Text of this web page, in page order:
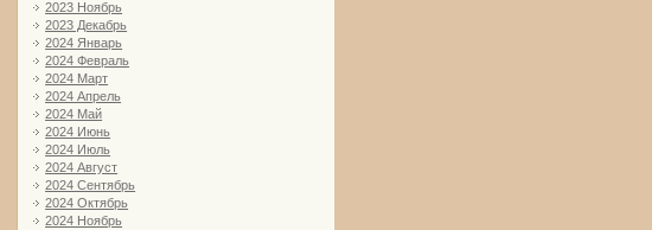
2023 Ноябрь
2023 Декабрь
2024 Январь
2024 Февраль
2024 Март
2024 Апрель
2024 Май
2024 Июнь
2024 Июль
2024 Август
2024 Сентябрь
2024 Октябрь
2024 Ноябрь